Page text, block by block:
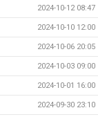
2024-10-12 08:47
2024-10-10 12:00
2024-10-06 20:05
2024-10-03 09:00
2024-10-01 16:00
2024-09-30 23:10